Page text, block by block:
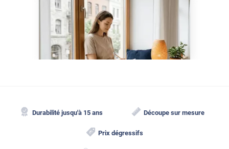
Préservez votre logement de
la chaleur : les conseils de
Jamy de C'est Pas Sorcier
Durabilité jusqu'à 15 ans Découpe sur mesure
Prix dégressifs